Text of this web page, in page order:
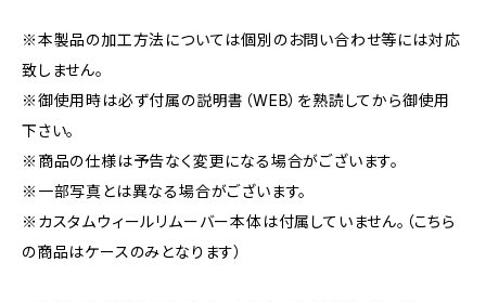
※本製品の加工方法については個別のお問い合わせ等には対応
致しません。
※御使用時は必ず付属の説明書（WEB）を熟読してから御使用
下さい。
※商品の仕様は予告なく変更になる場合がございます。
※一部写真とは異なる場合がございます。
※カスタムウィールリムーバー本体は付属していません。（こちら
の商品はケースのみとなります）